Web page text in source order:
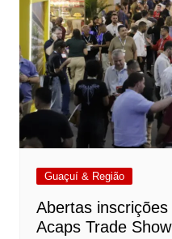
Guaçuí & Região
Abertas
Acaps Trade